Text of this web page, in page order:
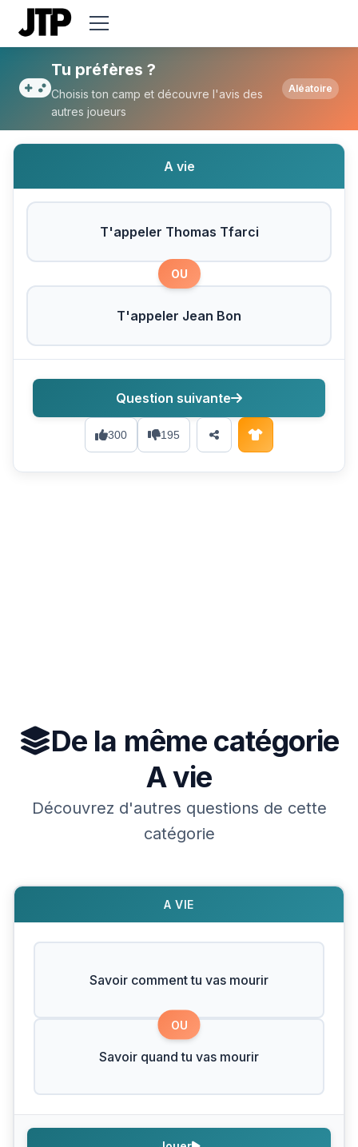
Tu préfères T'appeler Thomas Tfarci ou
Tu préfères ?
Choisis ton camp et découvre l'avis des
autres joueurs
Aléatoire
A vie
T'appeler Thomas Tfarci
OU
T'appeler Jean Bon
300 195
Question suivante
De la même catégorie
A vie
Découvrez d'autres questions de cette
catégorie
A VIE
Savoir comment tu vas mourir
OU
Savoir quand tu vas mourir